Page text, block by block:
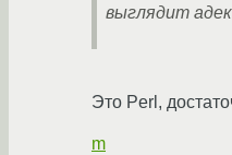
выглядит
Это Perl,
m